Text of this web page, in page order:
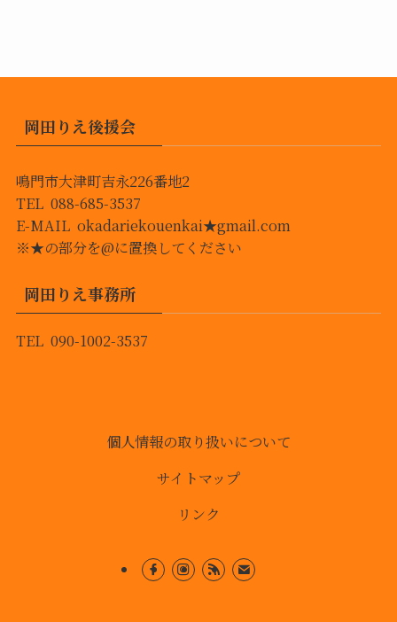
岡田りえ後援会
鳴門市大津町吉永226番地2
TEL 088-685-3537
E-MAIL okadariekouenkai★gmail.com
※★の部分を@に置換してください
岡田りえ事務所
TEL 090-1002-3537
個人情報の取り扱いについて
サイトマップ
リンク